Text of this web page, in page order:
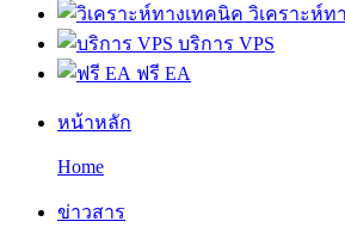
วิเคราะห์ท
บริการ VPS
ฟรี EA
หน้าหลัก
Home
ข่าวสาร